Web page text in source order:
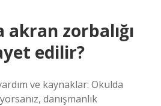
zorbalığı
edilir?
ve kaynaklar: Okulda
danışmanlık